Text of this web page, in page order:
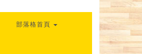
部落格首頁